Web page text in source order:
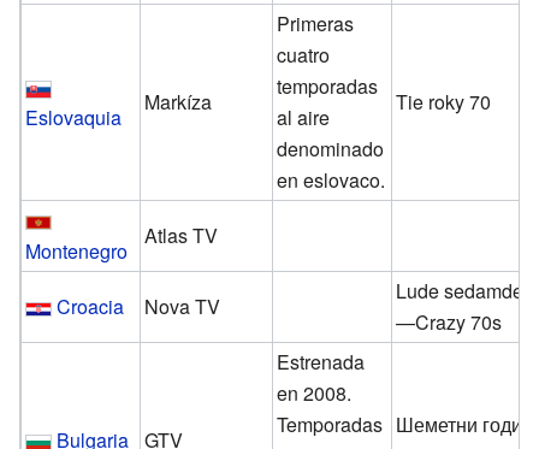
Eslovaquia
Markíza
Primeras
cuatro
temporadas
al aire
denominado
en eslovaco.
Tie roky 70
Montenegro
Atlas TV
Croacia Nova TV
Lude
—Crazy 70s
Bulgaria GTV
Estrenada
en 2008.
Temporadas Шеметни